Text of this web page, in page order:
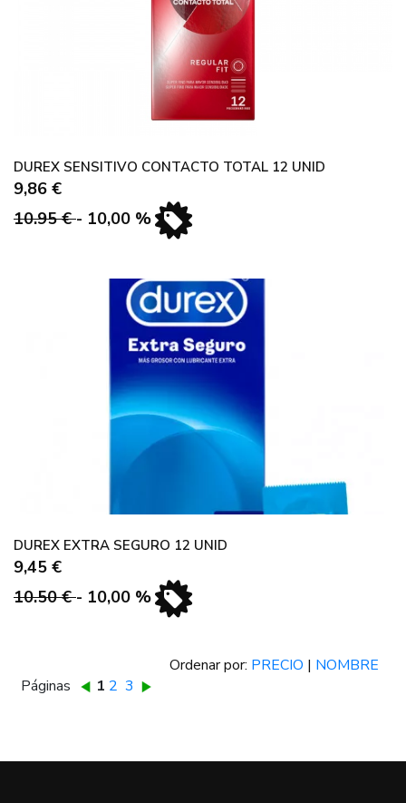
DUREX SENSITIVO CONTACTO TOTAL 12 UNID
9,86 €
10.95 €- 10,00 %
DUREX EXTRA SEGURO 12 UNID
9,45 €
10.50 €- 10,00 %
Ordenar por: PRECIO | NOMBRE
Páginas
1 2 3